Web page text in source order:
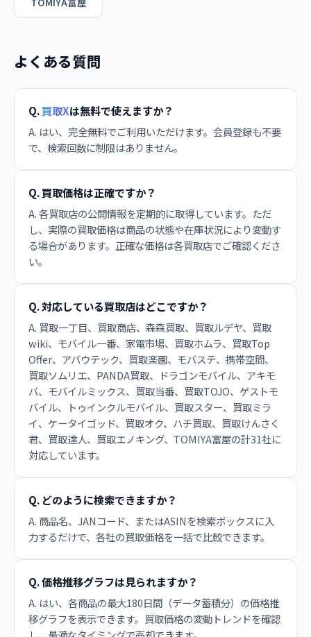
よくある質問
Q.買取Xは無料で使えますか？
A. はい、完全無料でご利用いただけます。会員登録も不要
で、検索回数に制限はありません。
Q. 買取価格は正確ですか？
A. 各買取店の公開情報を定期的に取得しています。ただ
し、実際の買取価格は商品の状態や在庫状況により変動す
る場合があります。正確な価格は各買取店でご確認くださ
い。
Q. 対応している買取店はどこですか？
A. 買取一丁目、買取商店、森森買取、買取ルデヤ、買取
wiki、モバイル一番、家電市場、買取ホムラ、買取Top
Offer、アバウテック、買取楽園、モバステ、携帯空間、
買取ソムリエ、PANDA買取、ドラゴンモバイル、アキモ
バ、モバイルミックス、買取当番、買取TOJO、ゲストモ
バイル、トゥインクルモバイル、買取スター、買取ミラ
イ、ケータイゴッド、買取オク、ハチ買取、買取けんさく
君、買取達人、買取エノキング、TOMIYA富屋の計31社に
対応しています。
Q. どのように検索できますか？
A. 商品名、JANコード、またはASINを検索ボックスに入
力するだけで、各社の買取価格を一括で比較できます。
Q. 価格推移グラフは見られますか？
A. はい、各商品の最大180日間（データ蓄積分）の価格推
移グラフを表示できます。買取価格の変動トレンドを確認